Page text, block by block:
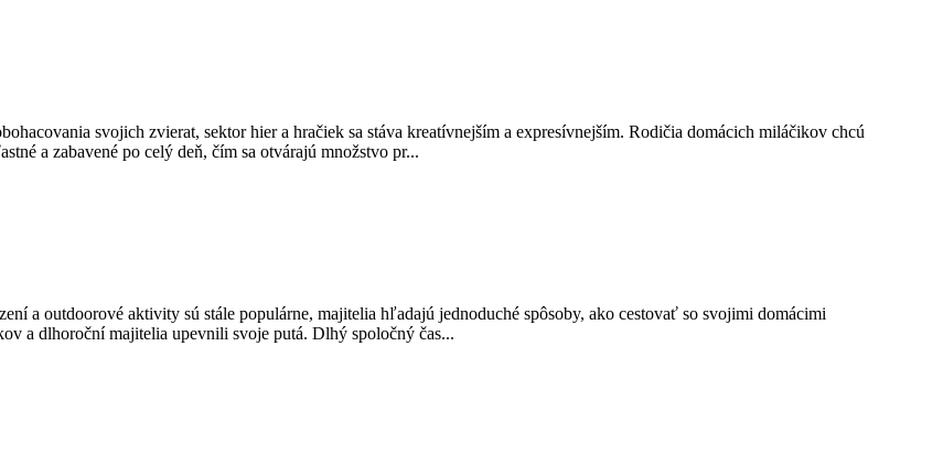
svojich zvierat, sektor hier a hračiek sa stáva kreatívnejším a expresívnejším. Rodičia domácich miláčikov chcú
a zabavené po celý deň, čím sa otvárajú množstvo pr...
a outdoorové aktivity sú stále populárne, majitelia hľadajú jednoduché spôsoby, ako cestovať so svojimi domácimi
a dlhoroční majitelia upevnili svoje putá. Dlhý spoločný čas...